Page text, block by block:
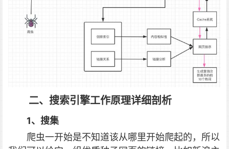
二、搜索引擎工作原理详细剖析
1、搜集
爬虫一开始是不知道该从哪里开始爬起的，所以